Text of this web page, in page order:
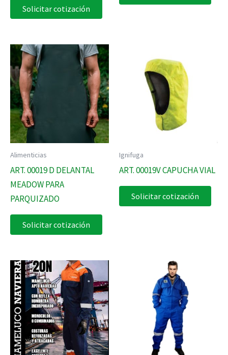
Solicitar cotización
Alimenticias
ART. 00019 D DELANTAL
MEADOW PARA
PARQUIZADO
Solicitar cotización
Ignifuga
ART. 00019V CAPUCHA VIAL
Solicitar cotización